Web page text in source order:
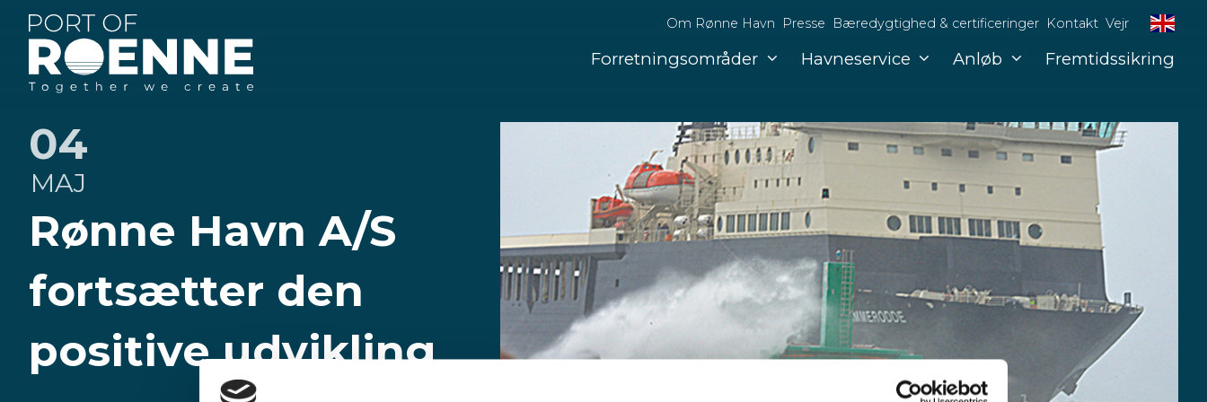
Rønne
Havn
Om Rønne Havn Presse Bæredygtighed & certificeringer Kontakt Vejr
Forretningsområder Havneservice Anløb Fremtidssikring
Rønne Havn A/S
fortsætter den
positive udvikling
04
MAJ